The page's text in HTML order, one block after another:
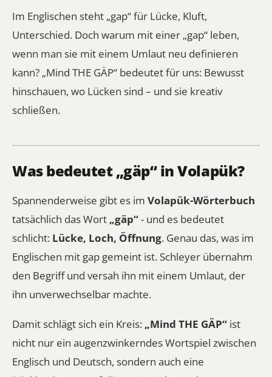
Im Englischen steht „gap“ für Lücke, Kluft,
Unterschied. Doch warum mit einer „gap“ leben,
wenn man sie mit einem Umlaut neu definieren
kann? „Mind THE GÄP“ bedeutet für uns: Bewusst
hinschauen, wo Lücken sind – und sie kreativ
schließen.
Was bedeutet „gäp“ in Volapük?
Spannenderweise gibt es im Volapük-Wörterbuch
tatsächlich das Wort „gäp“- und es bedeutet
schlicht: Lücke, Loch, Öffnung. Genau das, was im
Englischen mit gap gemeint ist. Schleyer übernahm
den Begriff und versah ihn mit einem Umlaut, der
ihn unverwechselbar machte.
Damit schlägt sich ein Kreis: „Mind THE GÄP“ ist
nicht nur ein augenzwinkerndes Wortspiel zwischen
Englisch und Deutsch, sondern auch eine